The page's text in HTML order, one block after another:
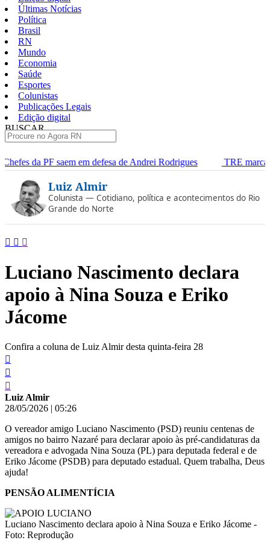
Últimas Notícias
Política
Brasil
RN
Mundo
Economia
Saúde
Esportes
Colunistas
Publicações Legais
Edição digital
BUSCAR
defesa de Andrei Rodrigues
TRE marca audiência para
conteúdo
Luiz Almir
Colunista — Cotidiano, política e acontecimentos do Rio
Grande do Norte
Luciano Nascimento declara
apoio à Nina Souza e Eriko
Jácome
Confira a coluna de Luiz Almir desta quinta-feira 28
Luiz Almir
28/05/2026 | 05:26
O vereador amigo Luciano Nascimento (PSD) reuniu centenas de
amigos no bairro Nazaré para declarar apoio às pré-candidaturas da
vereadora e advogada Nina Souza (PL) para deputada federal e de
Eriko Jácome (PSDB) para deputado estadual. Quem trabalha, Deus
ajuda!
PENSÃO ALIMENTÍCIA
Luciano Nascimento declara apoio à Nina Souza e Eriko Jácome -
Foto: Reprodução